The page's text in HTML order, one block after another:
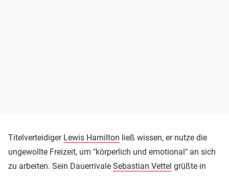
Titelverteidiger Lewis Hamilton ließ wissen, er nutze die
ungewollte Freizeit, um "körperlich und emotional" an sich
zu arbeiten. Sein Dauerrivale Sebastian Vettel grüßte in